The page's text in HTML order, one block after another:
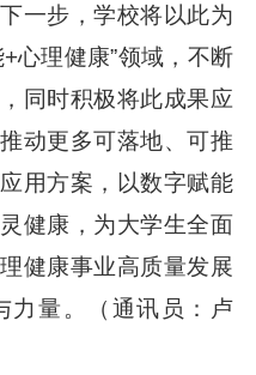
一步，学校将以此为
心理健康”领域，不断
同时积极将此成果应
动更多可落地、可推
用方案，以数字赋能
健康，为大学生全面
健康事业高质量发展
力量。（通讯员：卢